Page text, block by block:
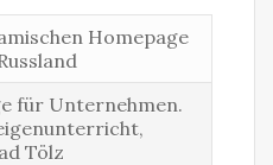
Homepage
für Unternehmen.
Tölz